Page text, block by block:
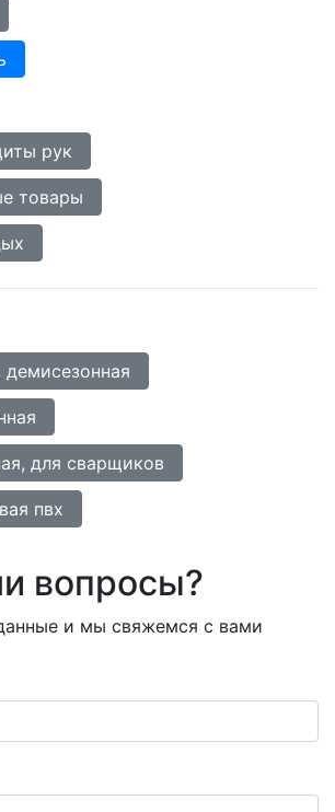
рук
товары
демисезонная
для сварщиков
пвх
вопросы?
и мы свяжемся с вами